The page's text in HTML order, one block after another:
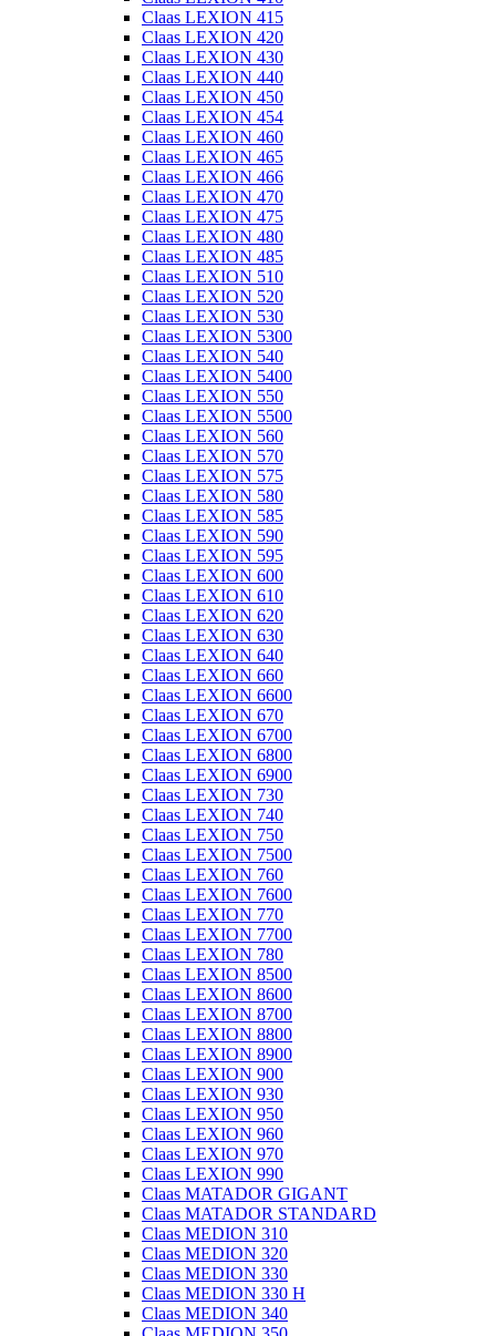
Claas LEXION 415
Claas LEXION 420
Claas LEXION 430
Claas LEXION 440
Claas LEXION 450
Claas LEXION 454
Claas LEXION 460
Claas LEXION 465
Claas LEXION 466
Claas LEXION 470
Claas LEXION 475
Claas LEXION 480
Claas LEXION 485
Claas LEXION 510
Claas LEXION 520
Claas LEXION 530
Claas LEXION 5300
Claas LEXION 540
Claas LEXION 5400
Claas LEXION 550
Claas LEXION 5500
Claas LEXION 560
Claas LEXION 570
Claas LEXION 575
Claas LEXION 580
Claas LEXION 585
Claas LEXION 590
Claas LEXION 595
Claas LEXION 600
Claas LEXION 610
Claas LEXION 620
Claas LEXION 630
Claas LEXION 640
Claas LEXION 660
Claas LEXION 6600
Claas LEXION 670
Claas LEXION 6700
Claas LEXION 6800
Claas LEXION 6900
Claas LEXION 730
Claas LEXION 740
Claas LEXION 750
Claas LEXION 7500
Claas LEXION 760
Claas LEXION 7600
Claas LEXION 770
Claas LEXION 7700
Claas LEXION 780
Claas LEXION 8500
Claas LEXION 8600
Claas LEXION 8700
Claas LEXION 8800
Claas LEXION 8900
Claas LEXION 900
Claas LEXION 930
Claas LEXION 950
Claas LEXION 960
Claas LEXION 970
Claas LEXION 990
Claas MATADOR GIGANT
Claas MATADOR STANDARD
Claas MEDION 310
Claas MEDION 320
Claas MEDION 330
Claas MEDION 330 H
Claas MEDION 340